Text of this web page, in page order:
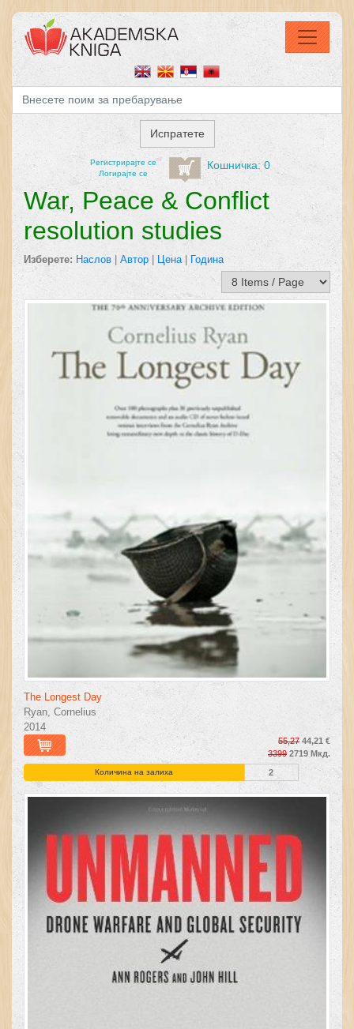
Регистрирајтe се
Логирајте се
Кошничка: 0
War, Peace & Conflict
resolution studies
Изберете: Наслов | Автор | Цена | Година
The Longest Day
Ryan, Cornelius
2014
55,27 44,21 €
3399 2719 Мкд.
Количина на залиха 2